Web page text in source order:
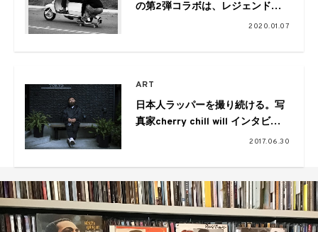
の第2弾コラボは、レジェンドス
ケーターMatt Hensleyのスタイル
2020.01.07
ART
日本人ラッパーを撮り続ける。写
真家cherry chill will インタビュ
2017.06.30